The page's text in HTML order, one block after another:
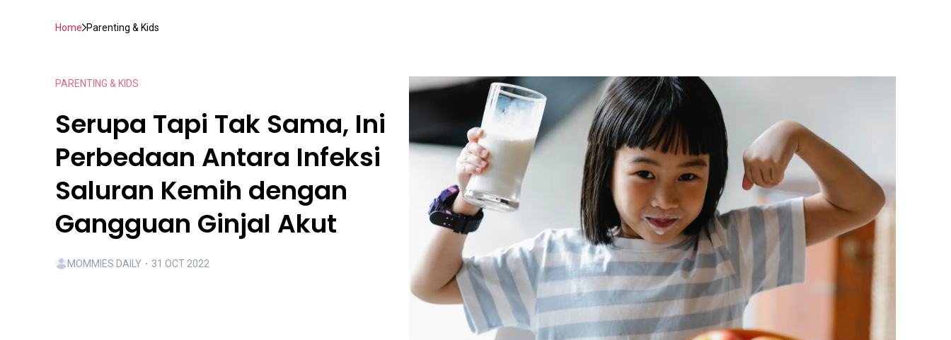
Home Parenting & Kids
PARENTING & KIDS
Serupa Tapi Tak Sama, Ini
Perbedaan Antara Infeksi
Saluran Kemih dengan
Gangguan Ginjal Akut
MOMMIES DAILY ・ 31 OCT 2022